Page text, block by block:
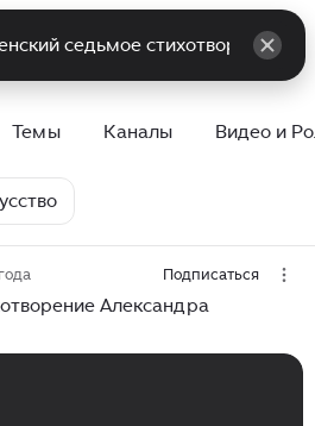
Темы Каналы Видео и
Подписаться
Александра